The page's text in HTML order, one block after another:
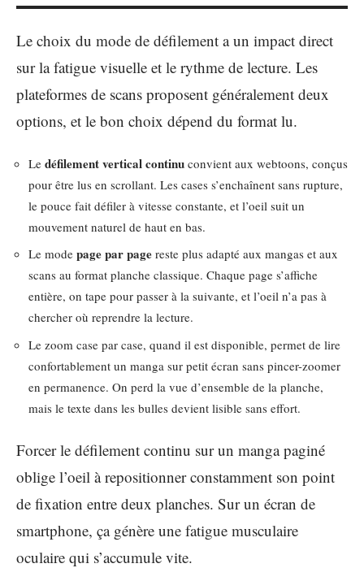
Le choix du mode de défilement a un impact direct
sur la fatigue visuelle et le rythme de lecture. Les
plateformes de scans proposent généralement deux
options, et le bon choix dépend du format lu.
Le défilement vertical continu convient aux webtoons, conçus
pour être lus en scrollant. Les cases s’enchaînent sans rupture,
le pouce fait défiler à vitesse constante, et l’oeil suit un
mouvement naturel de haut en bas.
Le mode page par page reste plus adapté aux mangas et aux
scans au format planche classique. Chaque page s’affiche
entière, on tape pour passer à la suivante, et l’oeil n’a pas à
chercher où reprendre la lecture.
Le zoom case par case, quand il est disponible, permet de lire
confortablement un manga sur petit écran sans pincer-zoomer
en permanence. On perd la vue d’ensemble de la planche,
mais le texte dans les bulles devient lisible sans effort.
Forcer le défilement continu sur un manga paginé
oblige l’oeil à repositionner constamment son point
de fixation entre deux planches. Sur un écran de
smartphone, ça génère une fatigue musculaire
oculaire qui s’accumule vite.